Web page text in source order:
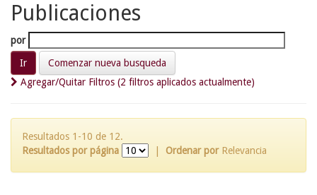
Publicaciones
por
Comenzar nueva busqueda
Agregar/Quitar Filtros (2 filtros aplicados actualmente)
Resultados 1-10 de 12.
Resultados por página
Ordenar por Relevancia